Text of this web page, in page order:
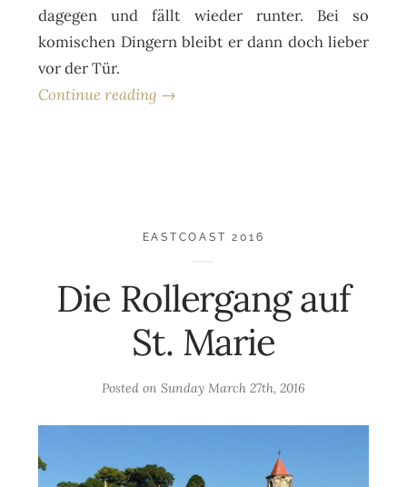
dagegen und fällt wieder runter. Bei so
komischen Dingern bleibt er dann doch lieber
vor der Tür.
Continue reading →
EASTCOAST 2016
Die Rollergang auf
St. Marie
Posted on Sunday March 27th, 2016